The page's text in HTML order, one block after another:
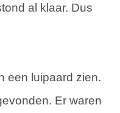
al klaar. Dus
een luipaard zien.
Er waren